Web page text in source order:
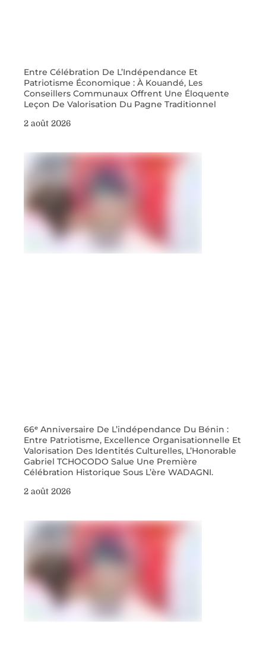
Entre Célébration De L’Indépendance Et
Patriotisme Économique : À Kouandé, Les
Conseillers Communaux Offrent Une Éloquente
Leçon De Valorisation Du Pagne Traditionnel
2 août 2026
66ᵉ Anniversaire De L’indépendance Du Bénin :
Entre Patriotisme, Excellence Organisationnelle Et
Valorisation Des Identités Culturelles, L’Honorable
Gabriel TCHOCODO Salue Une Première
Célébration Historique Sous L’ère WADAGNI.
2 août 2026